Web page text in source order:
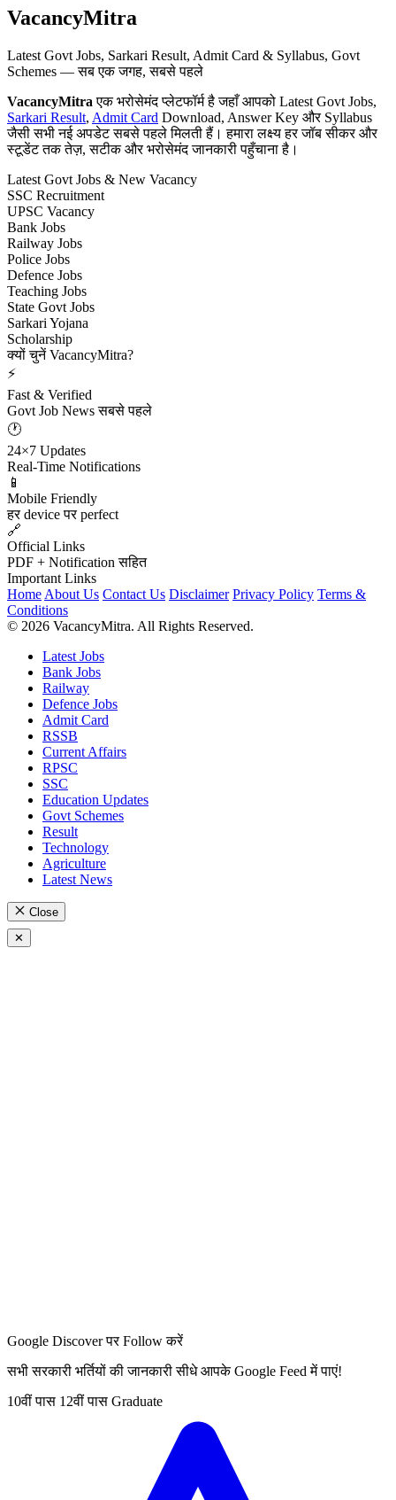
VacancyMitra
Latest Govt Jobs, Sarkari Result, Admit Card & Syllabus, Govt
Schemes — सब एक जगह, सबसे पहले
VacancyMitra एक भरोसेमंद प्लेटफॉर्म है जहाँ आपको Latest Govt Jobs,
Sarkari Result, Admit Card Download, Answer Key और Syllabus
जैसी सभी नई अपडेट सबसे पहले मिलती हैं। हमारा लक्ष्य हर जॉब सीकर और
स्टूडेंट तक तेज़, सटीक और भरोसेमंद जानकारी पहुँचाना है।
Latest Govt Jobs & New Vacancy
SSC Recruitment
UPSC Vacancy
Bank Jobs
Railway Jobs
Police Jobs
Defence Jobs
Teaching Jobs
State Govt Jobs
Sarkari Yojana
Scholarship
क्यों चुनें VacancyMitra?
⚡
Fast & Verified
Govt Job News सबसे पहले
🕐
24×7 Updates
Real-Time Notifications
📱
Mobile Friendly
हर device पर perfect
🔗
Official Links
PDF + Notification सहित
Important Links
Home About Us Contact Us Disclaimer Privacy Policy Terms &
Conditions
© 2026 VacancyMitra. All Rights Reserved.
Latest Jobs
Bank Jobs
Railway
Defence Jobs
Admit Card
RSSB
Current Affairs
RPSC
SSC
Education Updates
Govt Schemes
Result
Technology
Agriculture
Latest News
Close
✕
Google Discover पर Follow करें
सभी सरकारी भर्तियों की जानकारी सीधे आपके Google Feed में पाएं!
10वीं पास 12वीं पास Graduate